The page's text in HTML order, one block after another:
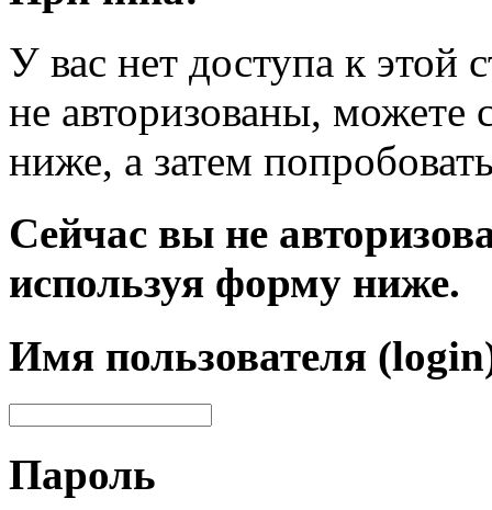
У вас нет доступа к
не авторизованы, можете
ниже, а затем
Сейчас вы не
используя форму ниже.
Имя пользователя
Пароль